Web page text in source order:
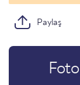
Paylaş